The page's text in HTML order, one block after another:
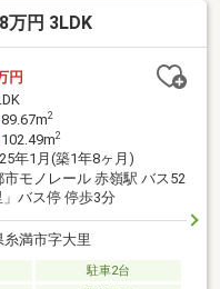
万円 3LDK
円
2
2
年1月(築1年8ヶ月)
市モノレール 赤嶺駅 バス52
バス停 停歩3分
糸満市字大里
駐車2台